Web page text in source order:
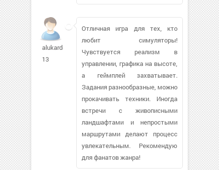
alukard-
13
Отличная игра для тех, кто
любит симуляторы!
Чувствуется реализм в
управлении, графика на высоте,
а геймплей захватывает.
Задания разнообразные, можно
прокачивать техники. Иногда
встречи с живописными
ландшафтами и непростыми
маршрутами делают процесс
увлекательным. Рекомендую
для фанатов жанра!